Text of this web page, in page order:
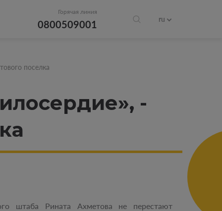
Горячая линия
0800509001 ru
поселка
-
штаба Рината Ахметова не перестают